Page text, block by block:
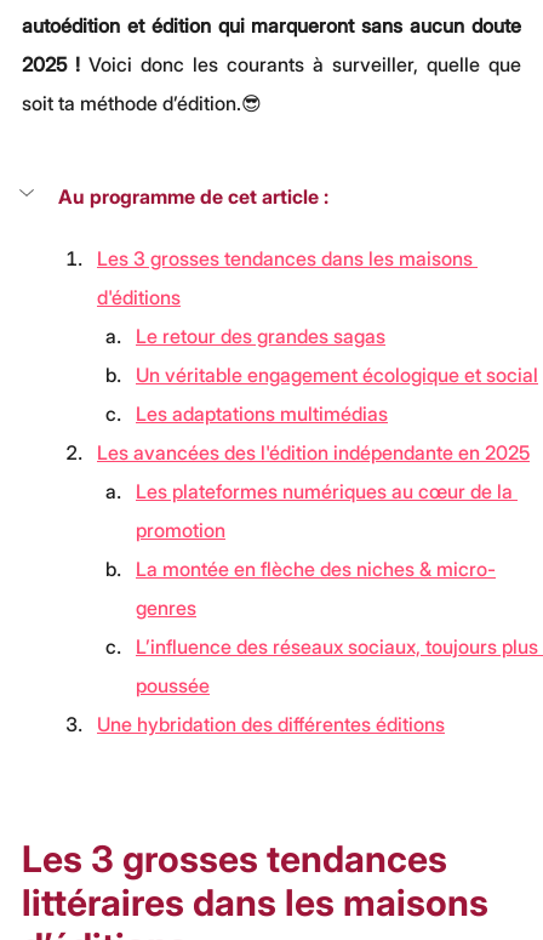
autoédition et édition qui marqueront sans aucun doute
2025 ! Voici donc les courants à surveiller, quelle que
soit ta méthode d’édition.😎
Au programme de cet article :
Les 3 grosses tendances dans les maisons
d'éditions
Le retour des grandes sagas
Un véritable engagement écologique et social
Les adaptations multimédias
Les avancées des l'édition indépendante en 2025
Les plateformes numériques au cœur de la
promotion
La montée en flèche des niches & micro-
genres
L’influence des réseaux sociaux, toujours plus
poussée
Une hybridation des différentes éditions
Les 3 grosses tendances
littéraires dans les maisons